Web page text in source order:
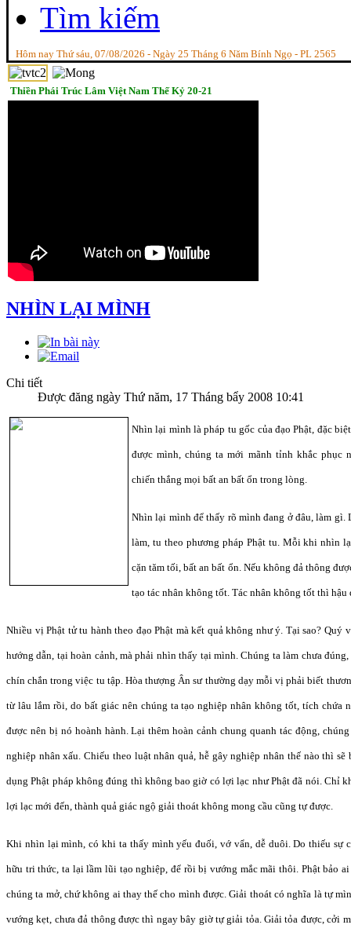
Tìm kiếm
Hôm nay Thứ sáu, 07/08/2026 - Ngày 25 Tháng 6 Năm Bính Ngọ - PL 2565
Thiền Phái Trúc Lâm Việt Nam Thế Kỷ 20-21
NHÌN LẠI MÌNH
Chi tiết
Được đăng ngày Thứ năm, 17 Tháng bẩy 2008 10:41
Nhìn lại mình là pháp tu gốc của đạo Phật, đặc
được mình, chúng ta mới mãnh tỉnh khắc phục
chiến thắng mọi bất an bất ổn trong lòng.
Nhìn lại mình để thấy rõ mình đang ở đâu, làm gì.
làm, tu theo phương pháp Phật tu. Mỗi khi nhìn
cặn tăm tối, bất an bất ổn. Nếu không đả thông
tạo tác nhân không tốt. Tác nhân không tốt thì hậu
Nhiều vị Phật tử tu hành theo đạo Phật mà kết quả không như ý. Tại sao? Quý
hướng dẫn, tại hoàn cảnh, mà phải nhìn thấy tại mình. Chúng ta làm chưa
chín chắn trong việc tu tập. Hòa thượng Ân sư thường dạy mỗi vị phải biết
từ lâu lắm rồi, do bất giác nên chúng ta tạo nghiệp nhân không tốt, tích chứa
được nên bị nó hoành hành. Lại thêm hoàn cảnh chung quanh tác động,
nghiệp nhân xấu. Chiếu theo luật nhân quả, hễ gây nghiệp nhân thế nào thì
dụng Phật pháp không đúng thì không bao giờ có lợi lạc như Phật đã nói. Chỉ
lợi lạc mới đến, thành quả giác ngộ giải thoát không mong cầu cũng tự được.
Khi nhìn lại mình, có khi ta thấy mình yếu đuối, vớ vẩn, dễ duôi. Do thiếu sự
hữu tri thức, ta lại lầm lũi tạo nghiệp, để rồi bị vướng mắc mãi thôi. Phật bảo
chúng ta mở, chứ không ai thay thế cho mình được. Giải thoát có nghĩa là tự
vướng kẹt, chưa đả thông được thì ngay bây giờ tự giải tỏa. Giải tỏa được, cởi